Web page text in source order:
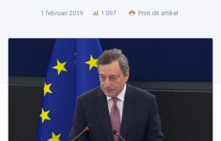
1 februari 2019 1.097 Print dit artikel